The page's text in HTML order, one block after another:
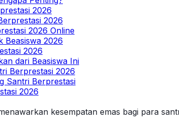
2026
2026
2026 Online
Beasiswa 2026
2026
dari Beasiswa Ini
Berprestasi 2026
Santri Berprestasi
2026
kesempatan emas bagi para